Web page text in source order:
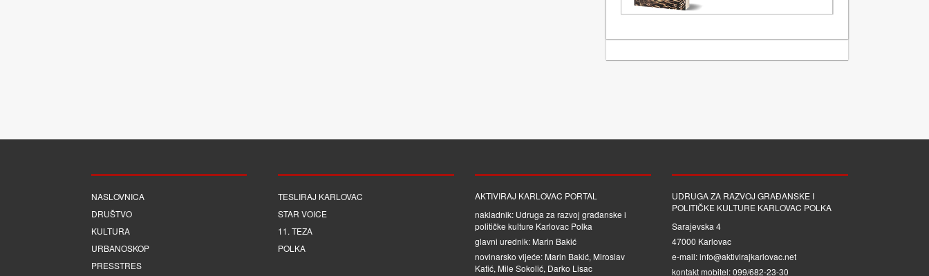
NASLOVNICA
DRUŠTVO
KULTURA
URBANOSKOP
PRESSTRES
TESLIRAJ KARLOVAC
STAR VOICE
11. TEZA
POLKA
AKTIVIRAJ KARLOVAC PORTAL
nakladnik: Udruga za razvoj građanske i
političke kulture Karlovac Polka
glavni urednik: Marin Bakić
novinarsko vijeće: Marin Bakić, Miroslav
Katić, Mile Sokolić, Darko Lisac
UDRUGA ZA RAZVOJ GRAĐANSKE I
POLITIČKE KULTURE KARLOVAC POLKA
Sarajevska 4
47000 Karlovac
e-mail: info@aktivirajkarlovac.net
kontakt mobitel: 099/682-23-30